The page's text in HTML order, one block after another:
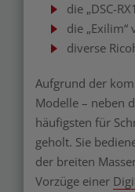
die „DSC-
die „Exilim“
diverse
Aufgrund der
Modelle – neben
häufigsten für
geholt. Sie
der breiten
Vorzüge einer